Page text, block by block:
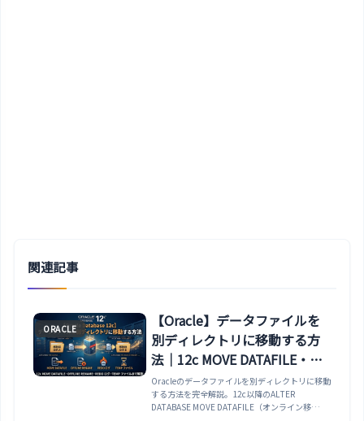
関連記事
ORACLE
【Oracle】データファイルを
別ディレクトリに移動する方
法｜12c MOVE DATAFILE・
OFFLINE RENAME・REDO ロ
グ・TEMP ファイルまで解説
Oracleのデータファイルを別ディレクトリに移動
する方法を完全解説。12c以降のALTER
DATABASE MOVE DATAFILE（オンライン移